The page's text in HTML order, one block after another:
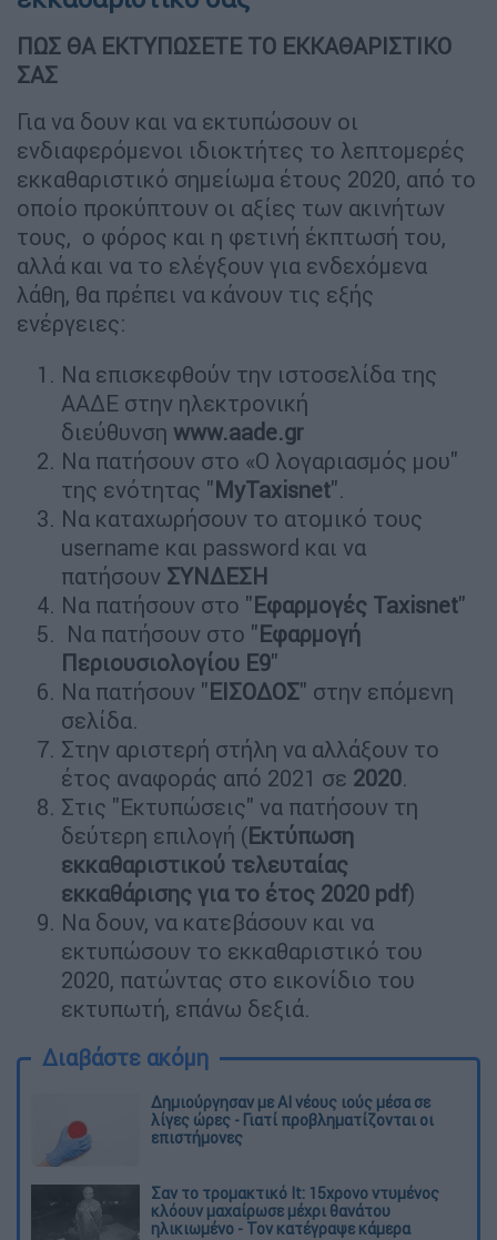
ΠΩΣ ΘΑ ΕΚΤΥΠΩΣΕΤΕ ΤΟ ΕΚΚΑΘΑΡΙΣΤΙΚΟ
ΣΑΣ
Για να δουν και να εκτυπώσουν οι
ενδιαφερόμενοι ιδιοκτήτες το λεπτομερές
εκκαθαριστικό σημείωμα έτους 2020, από το
οποίο προκύπτουν οι αξίες των ακινήτων
τους, ο φόρος και η φετινή έκπτωσή του,
αλλά και να το ελέγξουν για ενδεχόμενα
λάθη, θα πρέπει να κάνουν τις εξής
ενέργειες:
Να επισκεφθούν την ιστοσελίδα της
ΑΑΔΕ στην ηλεκτρονική
διεύθυνση www.aade.gr
Να πατήσουν στο «Ο λογαριασμός μου"
της ενότητας "MyTaxisnet".
Nα καταχωρήσουν το ατομικό τους
username και password και να
πατήσουν ΣΥΝΔΕΣΗ
Nα πατήσουν στο "Εφαρμογές Taxisnet"
Να πατήσουν στο "Εφαρμογή
Περιουσιολογίου Ε9"
Να πατήσουν "ΕΙΣΟΔΟΣ" στην επόμενη
σελίδα.
Στην αριστερή στήλη να αλλάξουν το
έτος αναφοράς από 2021 σε 2020.
Στις "Εκτυπώσεις" να πατήσουν τη
δεύτερη επιλογή (Εκτύπωση
εκκαθαριστικού τελευταίας
εκκαθάρισης για το έτος 2020 pdf)
Να δουν, να κατεβάσουν και να
εκτυπώσουν το εκκαθαριστικό του
2020, πατώντας στο εικονίδιο του
εκτυπωτή, επάνω δεξιά.
Διαβάστε ακόμη
Δημιούργησαν με AI νέους ιούς μέσα σε
λίγες ώρες - Γιατί προβληματίζονται οι
επιστήμονες
Σαν το τρομακτικό It: 15χρονο ντυμένος
κλόουν μαχαίρωσε μέχρι θανάτου
ηλικιωμένο - Τον κατέγραψε κάμερα